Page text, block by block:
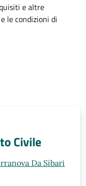
e altre
le condizioni di
Civile
Da Sibari